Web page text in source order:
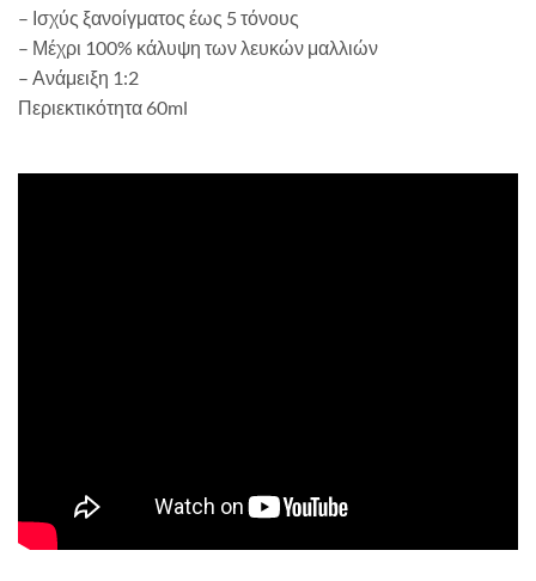
– Ισχύς ξανοίγματος έως 5 τόνους
– Μέχρι 100% κάλυψη των λευκών μαλλιών
– Ανάμειξη 1:2
Περιεκτικότητα 60ml